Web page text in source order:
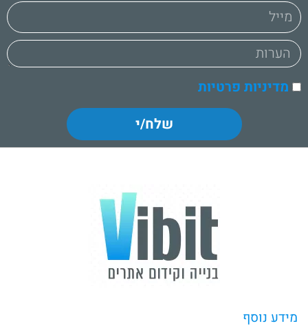
מדיניות פרטיות
שלח/י
מידע נוסף